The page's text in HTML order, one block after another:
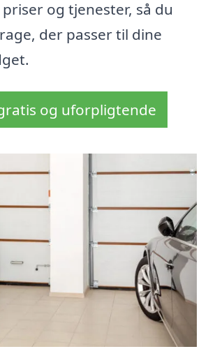
og tjenester, så du
der passer til dine
og uforpligtende